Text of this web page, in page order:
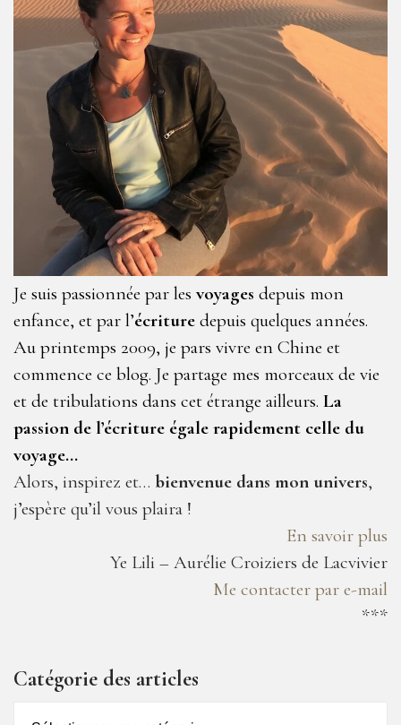
Je suis passionnée par les voyages depuis mon
enfance, et par l’écriture depuis quelques années.
Au printemps 2009, je pars vivre en Chine et
commence ce blog. Je partage mes morceaux de vie
et de tribulations dans cet étrange ailleurs. La
passion de l’écriture égale rapidement celle du
voyage…
Alors, inspirez et… bienvenue dans mon univers,
j’espère qu’il vous plaira !
En savoir plus
Ye Lili – Aurélie Croiziers de Lacvivier
Me contacter par e-mail
***
Catégorie des articles